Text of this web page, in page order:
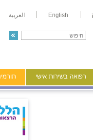
English العربية
רפואה בשירות אישי